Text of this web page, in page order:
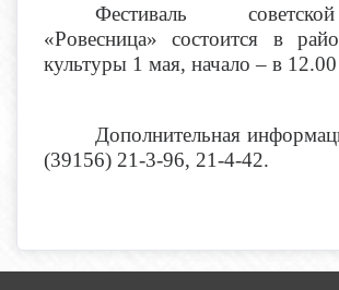
Фестиваль
«Ровесница» состоится в
культуры 1 мая, начало – в 12.00
Дополнительная
(39156) 21-3-96, 21-4-42.